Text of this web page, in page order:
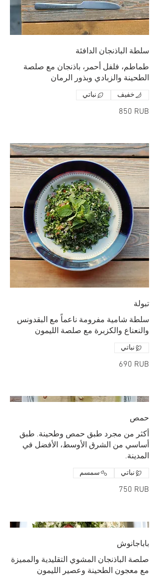
سلطة الباذنجان الدافئة
طماطم، فلفل أحمر، باذنجان مع صلصة
الطحينة والزبادي وبذور الرمان
‏850 RUB
خفيف نباتي
تبولة
سلطة شامية مفرومة ناعماً مع البقدونس
والنعناع والكزبرة مع صلصة الليمون
‏690 RUB
نباتي
حمص
أكثر من مجرد طبق حمص وطحينة. طبق
أساسي من الشرق الأوسط، الأفضل في
المدينة.
‏750 RUB
نباتي سمسم
باباجانوش
صلصة الباذنجان المشوي التقليدية والمميزة
مع معجون الطحينة وعصير الليمون